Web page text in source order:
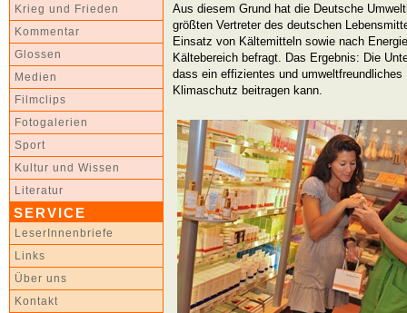
Krieg und Frieden
Kommentar
Glossen
Medien
Filmclips
Fotogalerien
Sport
Kultur und Wissen
Literatur
SERVICE
LeserInnenbriefe
Links
Über uns
Kontakt
Aus diesem Grund hat die Deutsche
größten Vertreter des deutschen
Einsatz von Kältemitteln sowie nach
Kältebereich befragt. Das Ergebnis: Die
dass ein effizientes und
Klimaschutz beitragen kann.